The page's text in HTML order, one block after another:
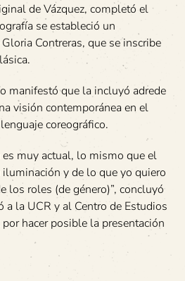
de Vázquez, completó el
se estableció un
Contreras, que se inscribe
manifestó que la incluyó adrede
visión contemporánea en el
coreográfico.
es muy actual, lo mismo que el
y de lo que yo quiero
los roles (de género)”, concluyó
a la UCR y al Centro de Estudios
hacer posible la presentación